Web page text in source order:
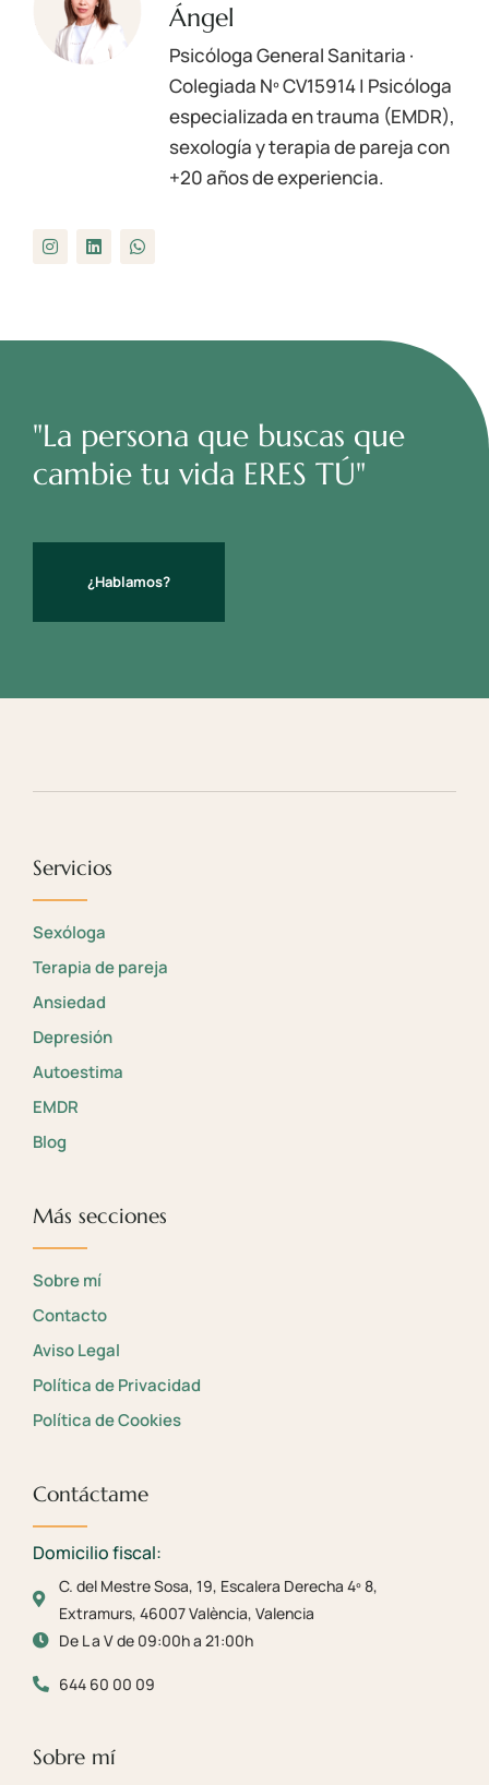
Ángel
Psicóloga General Sanitaria ·
Colegiada NºCV15914| Psicóloga
especializada en trauma (EMDR),
sexología y terapia de pareja con
+20 años de experiencia.
"La persona que buscas que
cambie tu vida ERES TÚ"
¿Hablamos?
Servicios
Sexóloga
Terapia de pareja
Ansiedad
Depresión
Autoestima
EMDR
Blog
Más secciones
Sobre mí
Contacto
Aviso Legal
Política de Privacidad
Política de Cookies
Contáctame
Domicilio fiscal:
C. del Mestre Sosa, 19, Escalera Derecha 4º 8,
Extramurs, 46007 València, Valencia
De L a V de 09:00h a 21:00h
644 60 00 09
Sobre mí